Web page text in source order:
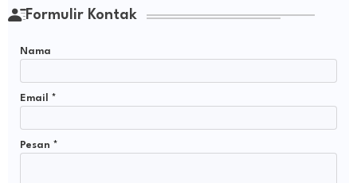
Formulir Kontak
Nama
Email *
Pesan *